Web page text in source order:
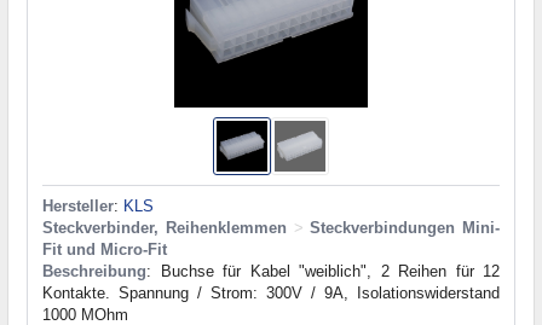
Hersteller: KLS
Steckverbinder, Reihenklemmen > Steckverbindungen Mini-
Fit und Micro-Fit
Beschreibung: Buchse für Kabel "weiblich", 2 Reihen für 12
Kontakte. Spannung / Strom: 300V / 9A, Isolationswiderstand
1000 MOhm